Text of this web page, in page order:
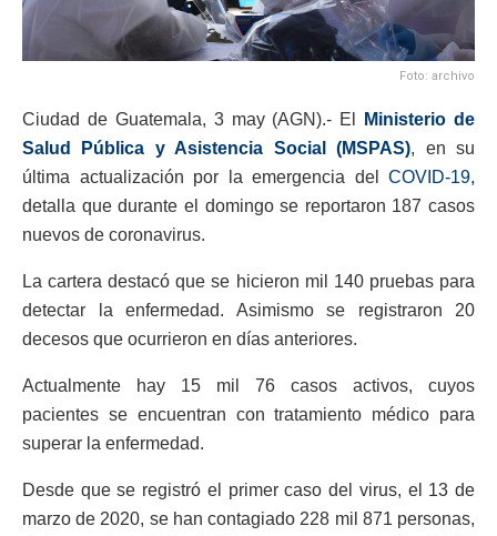
Foto: archivo
Ciudad de Guatemala, 3 may (AGN).- El
Ministerio de
Salud Pública y Asistencia Social (MSPAS), en su
última actualización por la emergencia del COVID-19,
detalla que durante el domingo se reportaron 187 casos
nuevos de coronavirus.
La cartera destacó que se hicieron mil 140 pruebas para
detectar la enfermedad. Asimismo se registraron 20
decesos que ocurrieron en días anteriores.
Actualmente hay 15 mil 76 casos activos, cuyos
pacientes se encuentran con tratamiento médico para
superar la enfermedad.
Desde que se registró el primer caso del virus, el 13 de
marzo de 2020, se han contagiado 228 mil 871 personas,